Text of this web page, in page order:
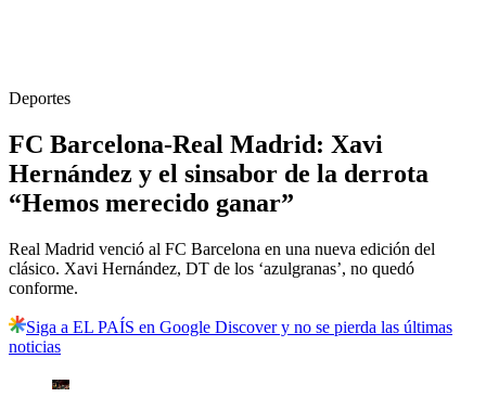
Deportes
FC Barcelona-Real Madrid: Xavi
Hernández y el sinsabor de la derrota
“Hemos merecido ganar”
Real Madrid venció al FC Barcelona en una nueva edición del
clásico. Xavi Hernández, DT de los ‘azulgranas’, no quedó
conforme.
Siga a EL PAÍS en Google Discover y no se pierda las últimas
noticias